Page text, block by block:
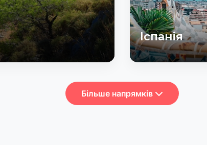
Іспанія
Більше напрямків